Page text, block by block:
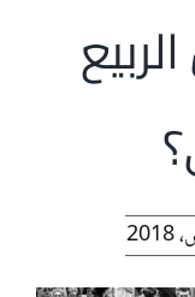
موقع المناضل-ة